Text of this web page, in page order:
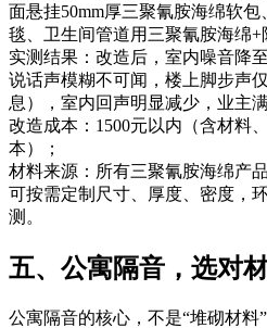
面悬挂50mm厚三聚氰胺海绵软
毯、卫生间管道用三聚氰胺海绵+
实测结果：改造后，室内噪音降
说话声模糊不可闻，楼上脚步声
息），室内回声明显减少，业主满
改造成本：1500元以内（含材料
本）；
材料来源：所有三聚氰胺海绵产
可按需定制尺寸、厚度、密度，
测。
五、公寓隔音，选对
公寓隔音的核心，不是“堆砌材料